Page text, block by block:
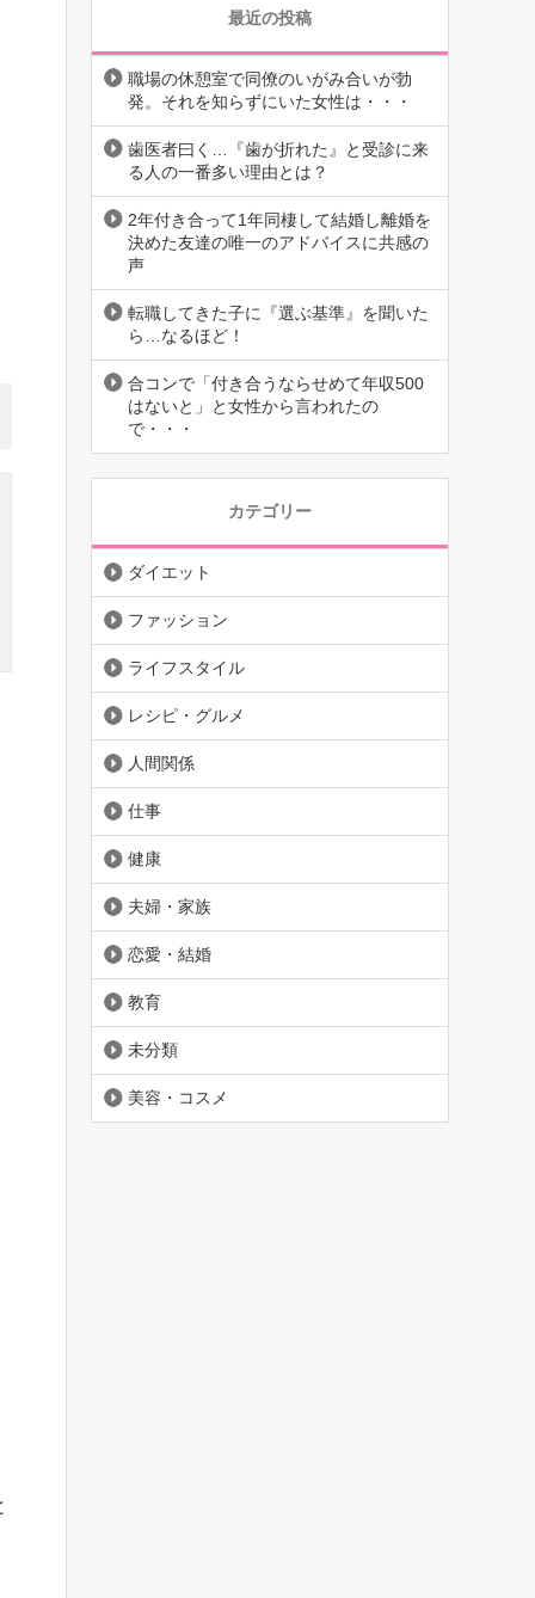
最近の投稿
職場の休憩室で同僚のいがみ合いが勃
発。それを知らずにいた女性は・・・
歯医者曰く…『歯が折れた』と受診に来
る人の一番多い理由とは？
2年付き合って1年同棲して結婚し離婚を
決めた友達の唯一のアドバイスに共感の
声
転職してきた子に『選ぶ基準』を聞いた
ら…なるほど！
合コンで「付き合うならせめて年収500
はないと」と女性から言われたの
で・・・
カテゴリー
ダイエット
ファッション
ライフスタイル
レシピ・グルメ
人間関係
仕事
健康
夫婦・家族
恋愛・結婚
教育
未分類
美容・コスメ